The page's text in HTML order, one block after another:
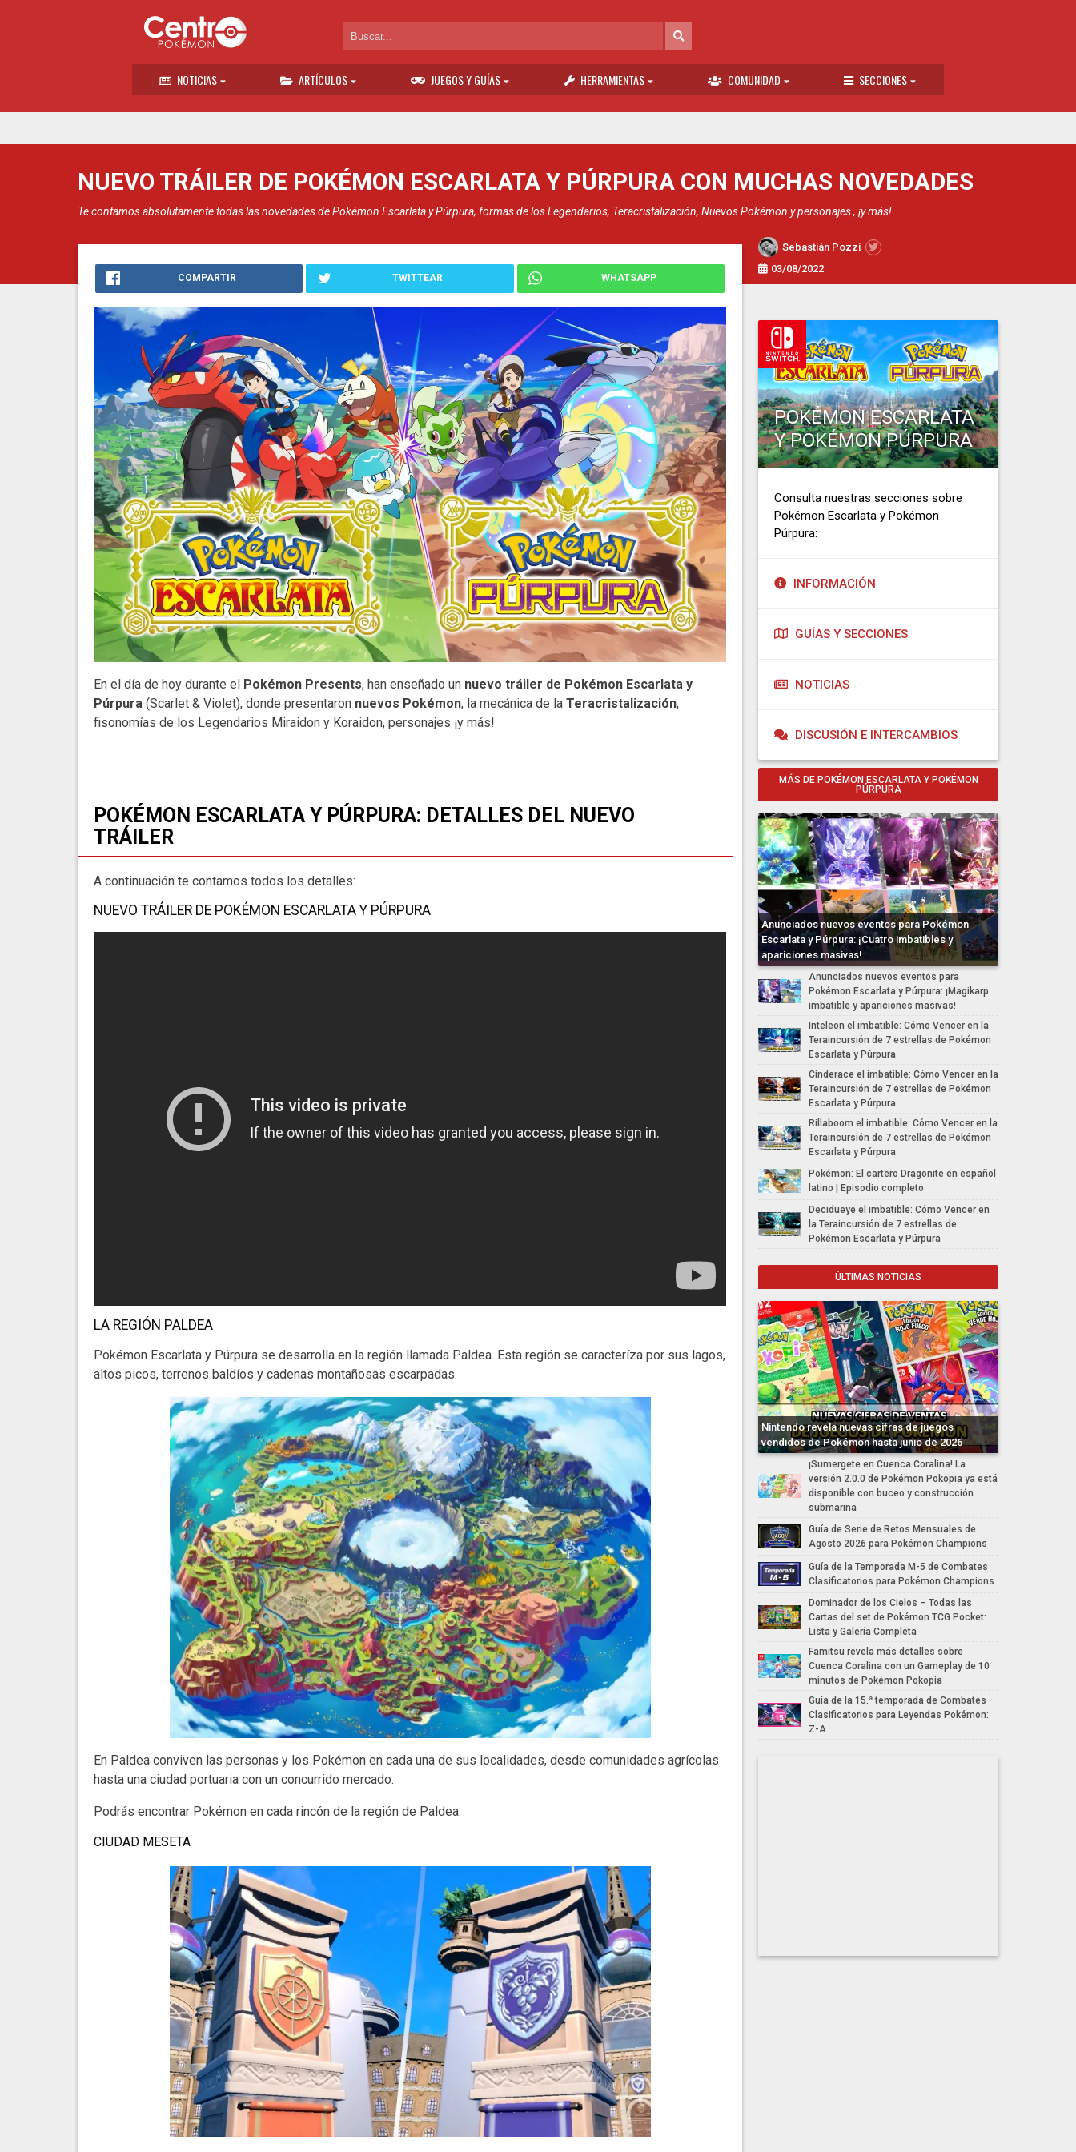
NOTICIAS ARTÍCULOS JUEGOS Y GUÍAS HERRAMIENTAS COMUNIDAD SECCIONES
NUEVO TRÁILER DE POKÉMON ESCARLATA Y PÚRPURA CON MUCHAS NOVEDADES
Te contamos absolutamente todas las novedades de Pokémon Escarlata y Púrpura, formas de los Legendarios, Teracristalización, Nuevos Pokémon y personajes , ¡y más!
Sebastián Pozzi
03/08/2022
COMPARTIR TWITTEAR WHATSAPP
En el día de hoy durante el Pokémon Presents, han enseñado un nuevo tráiler de Pokémon Escarlata y
Púrpura (Scarlet & Violet), donde presentaron nuevos Pokémon, la mecánica de la Teracristalización,
fisonomías de los Legendarios Miraidon y Koraidon, personajes ¡y más!
POKÉMON ESCARLATA Y PÚRPURA: DETALLES DEL NUEVO
TRÁILER
A continuación te contamos todos los detalles:
NUEVO TRÁILER DE POKÉMON ESCARLATA Y PÚRPURA
LA REGIÓN PALDEA
Pokémon Escarlata y Púrpura se desarrolla en la región llamada Paldea. Esta región se caracteríza por sus lagos,
altos picos, terrenos baldíos y cadenas montañosas escarpadas.
En Paldea conviven las personas y los Pokémon en cada una de sus localidades, desde comunidades agrícolas
hasta una ciudad portuaria con un concurrido mercado.
Podrás encontrar Pokémon en cada rincón de la región de Paldea.
CIUDAD MESETA
POKÉMON ESCARLATA
Y POKÉMON PÚRPURA
Consulta nuestras secciones sobre
Pokémon Escarlata y Pokémon
Púrpura:
INFORMACIÓN
GUÍAS Y SECCIONES
NOTICIAS
DISCUSIÓN E INTERCAMBIOS
MÁS DE POKÉMON ESCARLATA Y POKÉMON
PÚRPURA
Anunciados nuevos eventos para Pokémon
Escarlata y Púrpura: ¡Cuatro imbatibles y
apariciones masivas!
Anunciados nuevos eventos para
Pokémon Escarlata y Púrpura: ¡Magikarp
imbatible y apariciones masivas!
Inteleon el imbatible: Cómo Vencer en la
Teraincursión de 7 estrellas de Pokémon
Escarlata y Púrpura
Cinderace el imbatible: Cómo Vencer en la
Teraincursión de 7 estrellas de Pokémon
Escarlata y Púrpura
Rillaboom el imbatible: Cómo Vencer en la
Teraincursión de 7 estrellas de Pokémon
Escarlata y Púrpura
Pokémon: El cartero Dragonite en español
latino | Episodio completo
Decidueye el imbatible: Cómo Vencer en
la Teraincursión de 7 estrellas de
Pokémon Escarlata y Púrpura
ÚLTIMAS NOTICIAS
Nintendo revela nuevas cifras de juegos
vendidos de Pokémon hasta junio de 2026
¡Sumergete en Cuenca Coralina! La
versión 2.0.0 de Pokémon Pokopia ya está
disponible con buceo y construcción
submarina
Guía de Serie de Retos Mensuales de
Agosto 2026 para Pokémon Champions
Guía de la Temporada M-5 de Combates
Clasificatorios para Pokémon Champions
Dominador de los Cielos – Todas las
Cartas del set de Pokémon TCG Pocket:
Lista y Galería Completa
Famitsu revela más detalles sobre
Cuenca Coralina con un Gameplay de 10
minutos de Pokémon Pokopia
Guía de la 15.ª temporada de Combates
Clasificatorios para Leyendas Pokémon:
Z-A